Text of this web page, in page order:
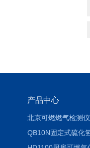
产品中心
北京可燃燃气检测仪